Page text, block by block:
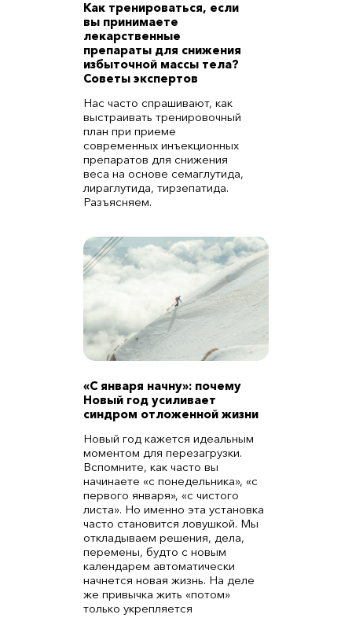
Как тренироваться, если
вы принимаете
лекарственные
препараты для снижения
избыточной массы тела?
Советы экспертов
Нас часто спрашивают, как
выстраивать тренировочный
план при приеме
современных инъекционных
препаратов для снижения
веса на основе семаглутида,
лираглутида, тирзепатида.
Разъясняем.
«С января начну»: почему
Новый год усиливает
синдром отложенной жизни
Новый год кажется идеальным
моментом для перезагрузки.
Вспомните, как часто вы
начинаете «с понедельника», «с
первого января», «с чистого
листа». Но именно эта установка
часто становится ловушкой. Мы
откладываем решения, дела,
перемены, будто с новым
календарем автоматически
начнется новая жизнь. На деле
же привычка жить «потом»
только укрепляется